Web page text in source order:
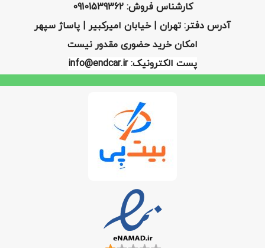
کارشناس فروش: 09101539362
آدرس دفتر: تهران | خیابان امیرکبیر | پاساژ سپهر
امکان خرید حضوری مقدور نیست
پست الکترونیک: info@endcar.ir